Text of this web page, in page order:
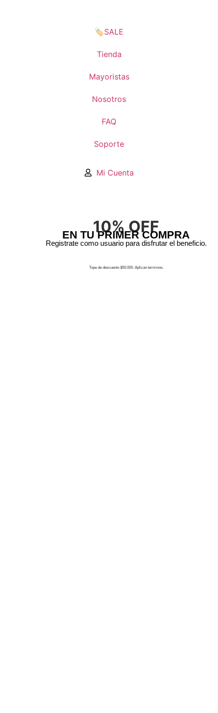
🏷️SALE
Tienda
Mayoristas
Nosotros
FAQ
Soporte
Mi Cuenta
10% OFF
EN TU PRIMER COMPRA
Registrate como usuario para disfrutar el beneficio.
Tope de descuento $50.000. Aplican terminos.